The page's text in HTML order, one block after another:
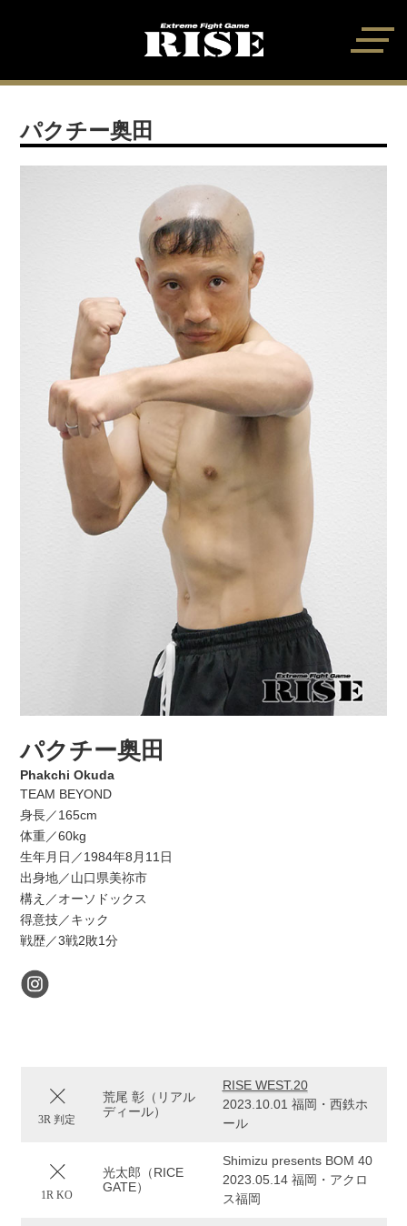
パクチー奥田
パクチー奥田
Phakchi Okuda
TEAM BEYOND
身長／165cm
体重／60kg
生年月日／1984年8月11日
出身地／山口県美祢市
構え／オーソドックス
得意技／キック
戦歴／3戦2敗1分
3R 判定
荒尾 彰（リアル
ディール）
RISE WEST.20
2023.10.01 福岡・西鉄ホ
ール
1R KO
光太郎（RICE
GATE）
Shimizu presents BOM 40
2023.05.14 福岡・アクロ
ス福岡